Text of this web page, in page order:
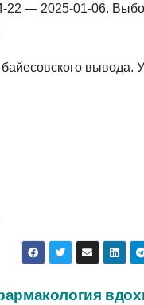
22 — 2025-01-06.
вывода.